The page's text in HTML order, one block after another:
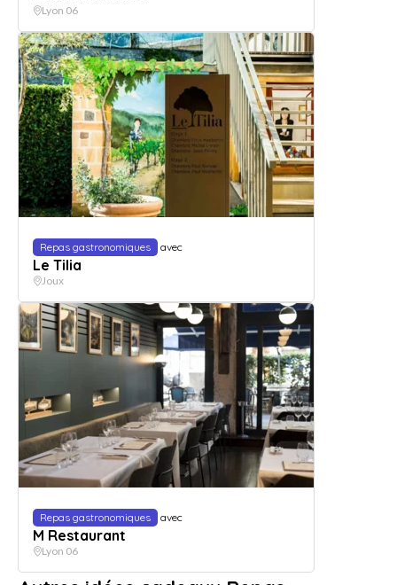
Lyon 06
Repas gastronomiques avec
Le Tilia
Joux
Repas gastronomiques avec
M Restaurant
Lyon 06